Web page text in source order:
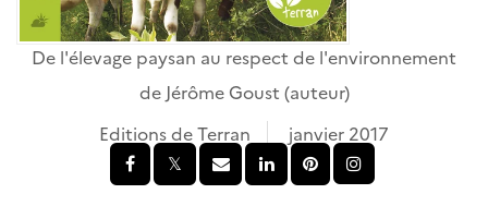
De l'élevage paysan au respect de l'environnement
de Jérôme Goust (auteur)
Editions de Terran
janvier 2017